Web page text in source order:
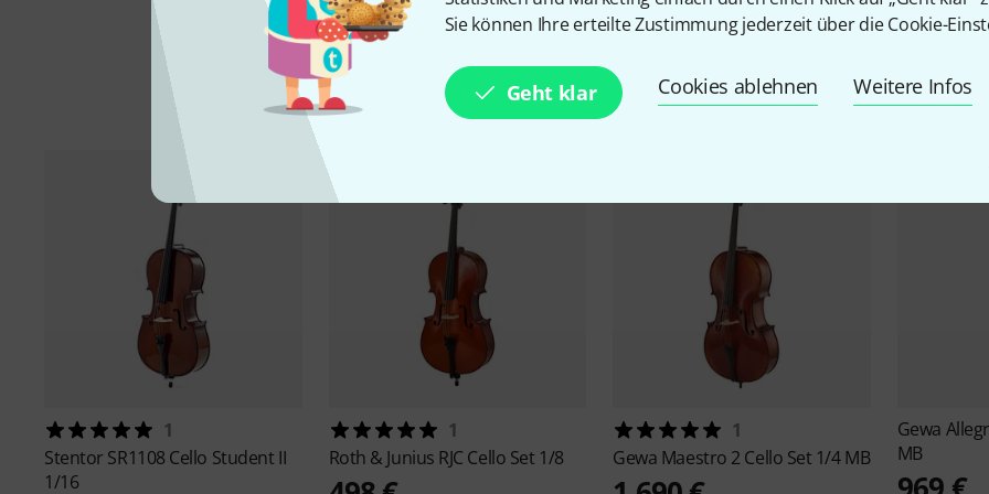
Sie können Ihre erteilte Zustimmung jederzeit über die Cookie-
Geht klar Cookies ablehnen Weitere Infos
Alternativen vergleichen
1
Stentor SR1108 Cello Student II
1/16
1
Roth & Junius RJC Cello Set 1/8
1
Gewa Maestro 2 Cello Set 1/4 MB
Gewa
MB